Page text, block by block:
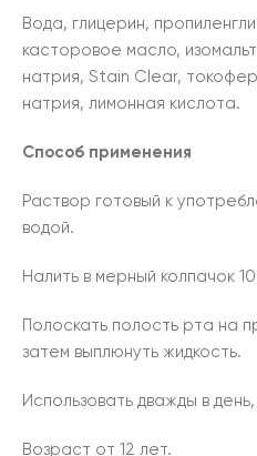
Вода, глицерин,
касторовое масло,
натрия, Stain Clear,
натрия, лимонная кислота.
Способ применения
Раствор готовый к
водой.
Налить в мерный колпачок
Полоскать полость рта на
затем выплюнуть жидкость.
Использовать дважды в
Возраст от 12 лет.